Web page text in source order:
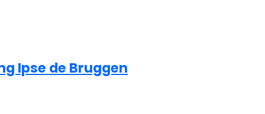
Ipse de Bruggen